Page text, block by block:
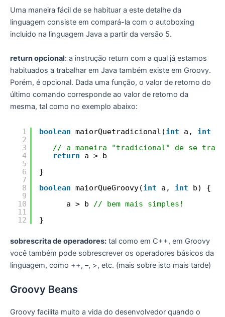
Uma maneira fácil de se habituar a este detalhe da
linguagem consiste em compará-la com o autoboxing
incluido na linguagem Java a partir da versão 5.
return opcional: a instrução return com a qual já estamos
habituados a trabalhar em Java também existe em Groovy.
Porém, é opcional. Dada uma função, o valor de retorno do
último comando corresponde ao valor de retorno da
mesma, tal como no exemplo abaixo:
1
2
3
4
5
6
7
8
9
10
11
12
boolean maiorQuetradicional(int a, int
// a maneira "tradicional" de se
return
a > b
}
boolean maiorQueGroovy(int a, int
b) {
a > b
// bem mais simples!
}
sobrescrita de operadores: tal como em C++, em Groovy
você também pode sobrescrever os operadores básicos da
linguagem, como ++, –, >, etc. (mais sobre isto mais tarde)
Groovy Beans
Groovy facilita muito a vida do desenvolvedor quando o